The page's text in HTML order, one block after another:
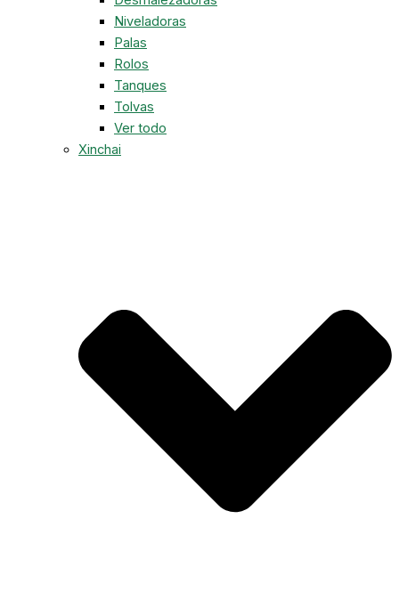
Niveladoras
Palas
Rolos
Tanques
Tolvas
Ver todo
Xinchai